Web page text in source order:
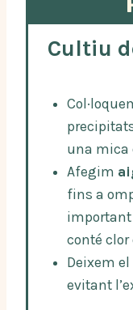
Cultiu
una mica
Afegim
fins a
important
conté
Deixem
evitant